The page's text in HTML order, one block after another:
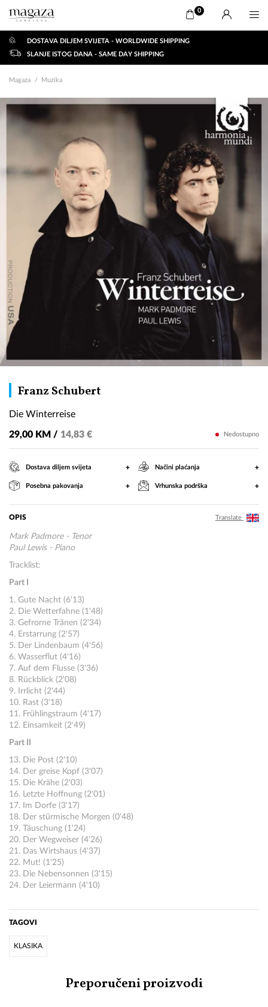
0
DOSTAVA DILJEM SVIJETA - WORLDWIDE SHIPPING
SLANJE ISTOG DANA - SAME DAY SHIPPING
Magaza Muzika
Franz Schubert
Die Winterreise
29,00 KM / 14,83 € Nedostupno
Dostava diljem svijeta + Načini plaćanja +
Posebna pakovanja + Vrhunska podrška +
OPIS Translate
Mark Padmore - Tenor
Paul Lewis - Piano
Tracklist:
Part I
1. Gute Nacht (6'13)
2. Die Wetterfahne (1'48)
3. Gefrorne Tränen (2'34)
4. Erstarrung (2'57)
5. Der Lindenbaum (4'56)
6. Wasserflut (4'16)
7. Auf dem Flusse (3'36)
8. Rückblick (2'08)
9. Irrlicht (2'44)
10. Rast (3'18)
11. Frühlingstraum (4'17)
12. Einsamkeit (2'49)
Part II
13. Die Post (2'10)
14. Der greise Kopf (3'07)
15. Die Krähe (2'03)
16. Letzte Hoffnung (2'01)
17. Im Dorfe (3'17)
18. Der stürmische Morgen (0'48)
19. Täuschung (1'24)
20. Der Wegweiser (4'26)
21. Das Wirtshaus (4'37)
22. Mut! (1'25)
23. Die Nebensonnen (3'15)
24. Der Leiermann (4'10)
TAGOVI
KLASIKA
Preporučeni proizvodi